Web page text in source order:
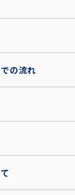
の流れ